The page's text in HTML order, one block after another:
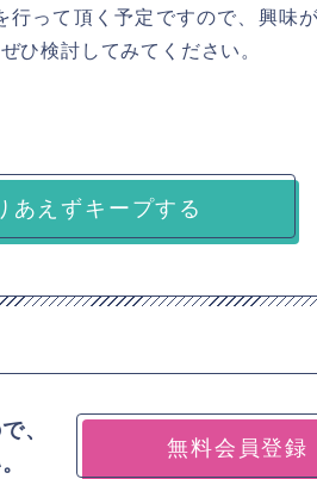
って頂く予定ですので、興味
ひ検討してみてください。
あえずキープする
、
無料会員登録